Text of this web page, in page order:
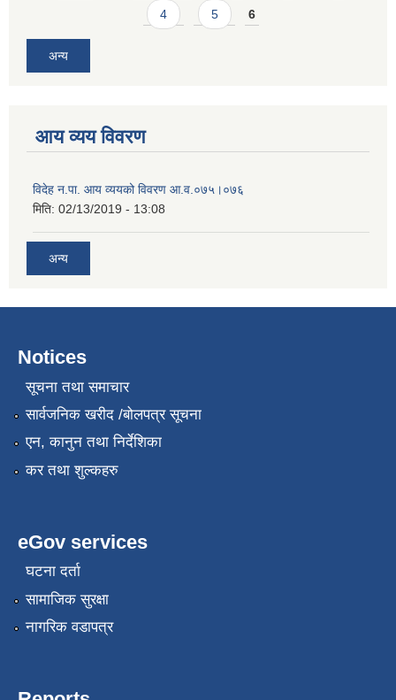
4 5 6
अन्य
आय व्यय विवरण
विदेह न.पा. आय व्ययको विवरण आ.व.०७५।०७६
मिति: 02/13/2019 - 13:08
अन्य
Notices
सूचना तथा समाचार
सार्वजनिक खरीद /बोलपत्र सूचना
एन, कानुन तथा निर्देशिका
कर तथा शुल्कहरु
eGov services
घटना दर्ता
सामाजिक सुरक्षा
नागरिक वडापत्र